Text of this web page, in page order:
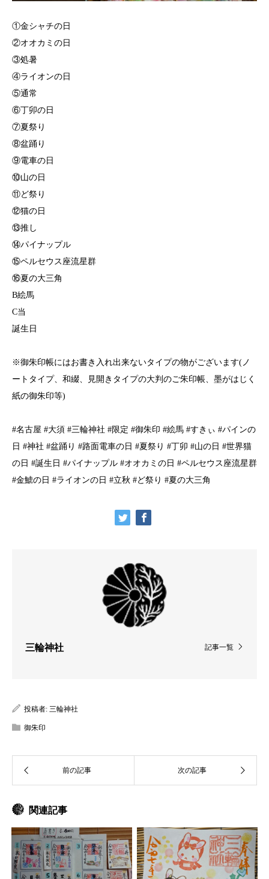
①金シャチの日
②オオカミの日
③処暑
④ライオンの日
⑤通常
⑥丁卯の日
⑦夏祭り
⑧盆踊り
⑨電車の日
⑩山の日
⑪ど祭り
⑫猫の日
⑬推し
⑭パイナップル
⑮ペルセウス座流星群
⑯夏の大三角
B絵馬
C当
誕生日
※御朱印帳にはお書き入れ出来ないタイプの物がございます(ノ
ートタイプ、和綴、見開きタイプの大判のご朱印帳、墨がはじく
紙の御朱印等)
#名古屋 #大須 #三輪神社 #限定 #御朱印 #絵馬 #すきぃ #パインの
日 #神社 #盆踊り #路面電車の日 #夏祭り #丁卯 #山の日 #世界猫
の日 #誕生日 #パイナップル #オオカミの日 #ペルセウス座流星群
#金鯱の日 #ライオンの日 #立秋 #ど祭り #夏の大三角
記事一覧
三輪神社
投稿者: 三輪神社
御朱印
関連記事